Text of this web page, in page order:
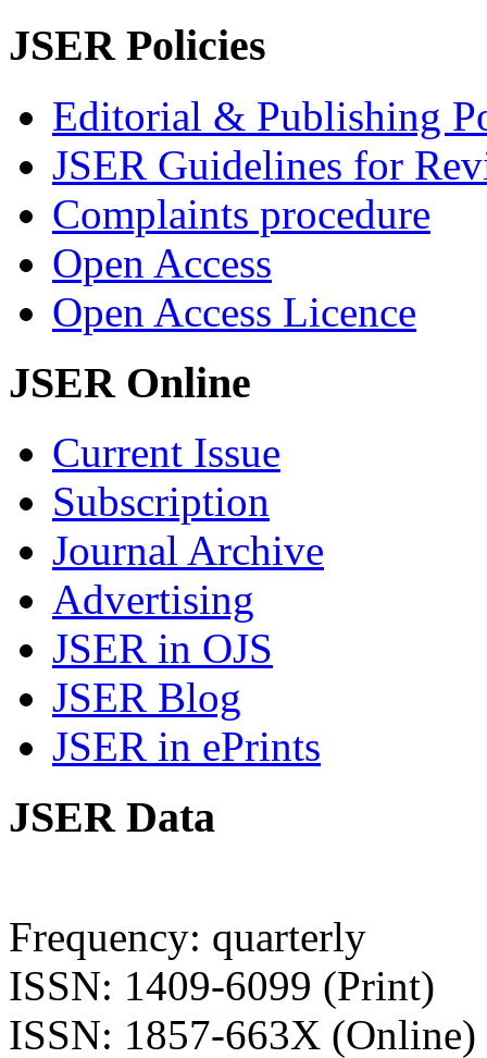
JSER Policies
Editorial & Publishing
JSER Guidelines for
Complaints procedure
Open Access
Open Access Licence
JSER Online
Current Issue
Subscription
Journal Archive
Advertising
JSER in OJS
JSER Blog
JSER in ePrints
JSER Data
Frequency: quarterly
ISSN: 1409-6099 (Print)
ISSN: 1857-663X (Online)